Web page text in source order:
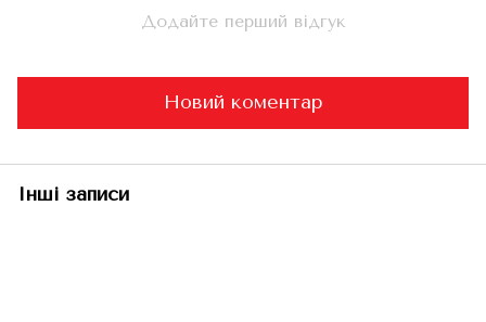
Додайте перший відгук
Новий коментар
Інші записи